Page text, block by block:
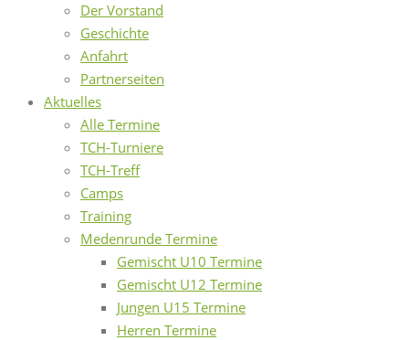
Der Vorstand
Geschichte
Anfahrt
Partnerseiten
Aktuelles
Alle Termine
TCH-Turniere
TCH-Treff
Camps
Training
Medenrunde Termine
Gemischt U10 Termine
Gemischt U12 Termine
Jungen U15 Termine
Herren Termine